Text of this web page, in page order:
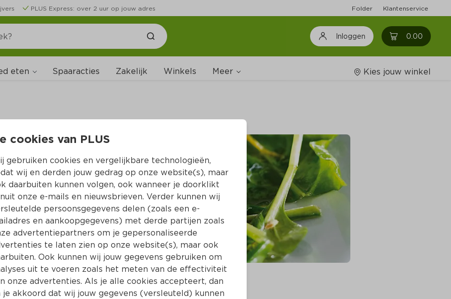
PLUS Express: over 2 uur op jouw adres Folder Klantenservice
Inloggen 0.00 0
eten Spaaracties Zakelijk Winkels Meer
Wijnshop
Boodschappenlijstjes
Kies jouw winkel
met walnoten
cookies van PLUS
gebruiken cookies en vergelijkbare technologieën,
wij en derden jouw gedrag op onze website(s), maar
daarbuiten kunnen volgen, ook wanneer je doorklikt
onze e-mails en nieuwsbrieven. Verder kunnen wij
persoonsgegevens delen (zoals een e-
en aankoopgegevens) met derde partijen zoals
advertentiepartners om je gepersonaliseerde
te laten zien op onze website(s), maar ook
Ook kunnen wij jouw gegevens gebruiken om
uit te voeren zoals het meten van de effectiviteit
onze advertenties. Als je alle cookies accepteert, dan
je akkoord dat wij jouw gegevens (versleuteld) kunnen